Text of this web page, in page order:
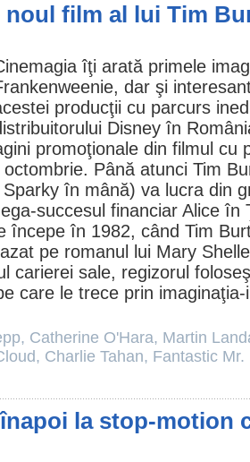
noul film al lui Tim
îţi arată primele
, dar şi
producţii cu parcurs
Disney în
promoţionale din filmul cu
Până atunci Tim
în mână) va lucra din
succesul financiar Alice în
începe în 1982, când Tim
pe romanul lui Mary
carierei sale, regizorul
care le trece prin
, Catherine O'Hara, Martin
, Charlie Tahan, Fantastic Mr.
la stop-motion